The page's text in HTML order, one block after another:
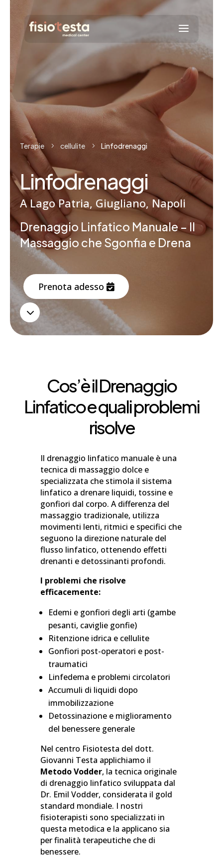
Prenota ora
Prenota ora
Terapie 5 cellulite 5 Linfodrenaggi
Linfodrenaggi
A Lago Patria, Giugliano, Napoli
Drenaggio Linfatico Manuale – Il
Massaggio che Sgonfia e Drena
Prenota adesso
3
Cos’è il Drenaggio
Linfatico e quali problemi
risolve
Il drenaggio linfatico manuale è una
tecnica di massaggio dolce e
specializzata che stimola il sistema
linfatico a drenare liquidi, tossine e
gonfiori dal corpo. A differenza del
massaggio tradizionale, utilizza
movimenti lenti, ritmici e specifici che
seguono la direzione naturale del
flusso linfatico, ottenendo effetti
drenanti e detossinanti profondi.
I problemi che risolve
efficacemente:
Edemi e gonfiori degli arti (gambe
pesanti, caviglie gonfie)
Ritenzione idrica e cellulite
Gonfiori post-operatori e post-
traumatici
Linfedema e problemi circolatori
Accumuli di liquidi dopo
immobilizzazione
Detossinazione e miglioramento
del benessere generale
Nel centro Fisiotesta del dott.
Giovanni Testa applichiamo il
Metodo Vodder, la tecnica originale
di drenaggio linfatico sviluppata dal
Dr. Emil Vodder, considerata il gold
standard mondiale. I nostri
fisioterapisti sono specializzati in
questa metodica e la applicano sia
per finalità terapeutiche che di
benessere.